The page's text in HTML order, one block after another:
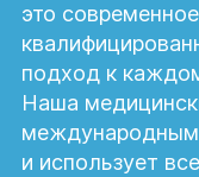
это
подход к
Наша
и использует